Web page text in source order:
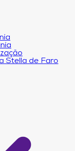
Stella de Faro